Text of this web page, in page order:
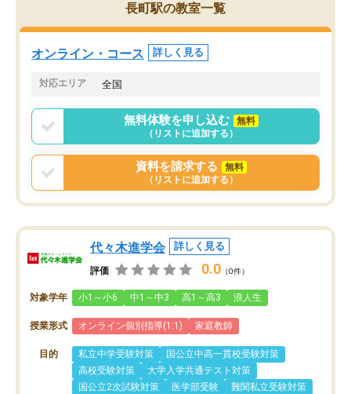
長町駅の教室一覧
オンライン・コース 詳しく見る
対応エリア 全国
無料体験を申し込む
無料
（リストに追加する）
資料を請求する
無料
（リストに追加する）
代々木進学会 詳しく見る
評価 0.0 （0件）
対象学年 小1～小6 中1～中3 高1～高3 浪人生
授業形式 オンライン個別指導(1:1) 家庭教師
目的 私立中学受験対策
国公立中高一貫校受験対策
高校受験対策
大学入学共通テスト対策
国公立2次試験対策
医学部受験
難関私立受験対策